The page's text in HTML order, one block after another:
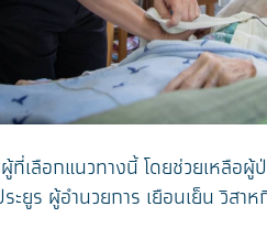
เลือกแนวทางนี้ โดยช่วยเหลือผู้
ยูร ผู้อำนวยการ เยือนเย็น วิสา